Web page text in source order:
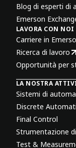
Blog di esperti di
Emerson
LAVORA CON NOI
Carriere in
Ricerca di lavoro
Opportunità per
LA NOSTRA
Sistemi di
Discrete
Final Control
Strumentazione
Test &